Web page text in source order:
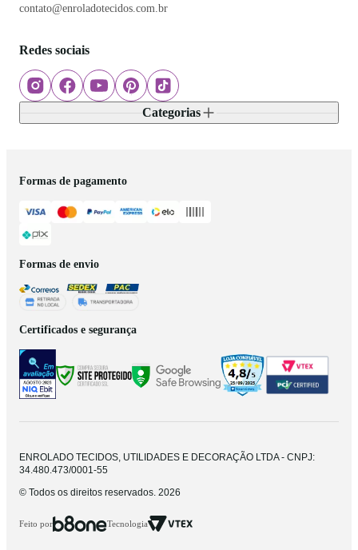
contato@enroladotecidos.com.br
Redes sociais
Categorias
Formas de pagamento
Formas de envio
Certificados e segurança
ENROLADO TECIDOS, UTILIDADES E DECORAÇÃO LTDA - CNPJ:
34.480.473/0001-55
© Todos os direitos reservados. 2026
Feito por Tecnologia